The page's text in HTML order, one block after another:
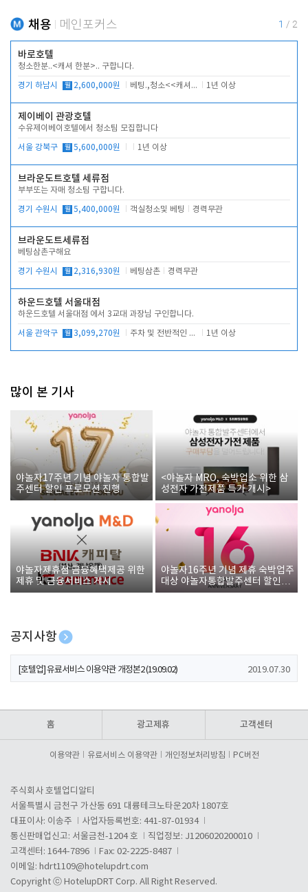
채용 메인포커스 1 / 2
바로호텔
청소한분..<캐셔 한분>.. 구합니다.
경기 하남시 월 2,600,000원 베팅.,청소<<캐셔 모셔봅니다. 1년 이상
제이베이 관광호텔
수유제이베이호텔에서 청소팀 모집합니다
서울 강북구 월 5,600,000원 1년 이상
브라운도트호텔 세류점
부부또는 자매 청소팀 구합니다.
경기 수원시 월 5,400,000원 객실청소및 베팅 경력무관
브라운도트세류점
베팅삼촌구해요
경기 수원시 월 2,316,930원 베팅삼촌 경력무관
하운드호텔 서울대점
하운드호텔 서울대점 에서 3교대 과장님 구인합니다.
서울 관악구 월 3,099,270원 주차 및 전반적인 당번업무 1년 이상
많이 본 기사
야놀자17주년 기념 야놀자 통합발
주센터 할인 프로모션 진행
<야놀자 MRO, 숙박업소 위한 삼
성전자 가전제품 특가 개시>
야놀자제휴점 금융혜택제공 위한
제휴 및 금융서비스 게시
야놀자16주년 기념 제휴 숙박업주
대상 야놀자통합발주센터 할인쿠
폰 증정
공지사항
[호텔업] 개인정보 처리방침 개정본1 (19.09.02)
[호텔업] 유료서비스 이용약관 개정본2 (19.09.02) 2019.07.30
홈 광고제휴 고객센터
이용약관 유료서비스 이용약관 개인정보처리방침 PC버전
주식회사 호텔업디알티
서울특별시 금천구 가산동 691 대륭테크노타운20차 1807호
대표이사: 이송주
사업자등록번호: 441-87-01934
통신판매업신고: 서울금천-1204 호
직업정보: J1206020200010
고객센터: 1644-7896
Fax: 02-2225-8487
이메일: hdrt1109@hotelupdrt.com
Copyright ⓒ HotelupDRT Corp. All Right Reserved.